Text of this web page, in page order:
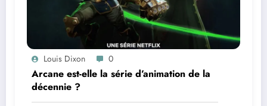
Louis Dixon 0
Arcane est-elle la série d’animation de la
décennie ?